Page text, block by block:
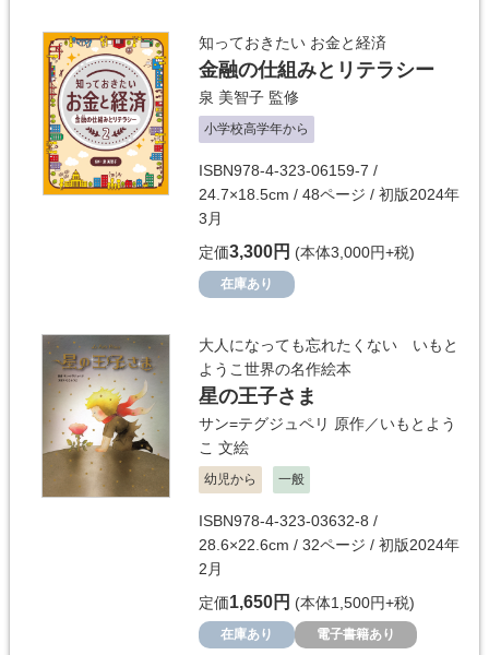
知っておきたい お金と経済
金融の仕組みとリテラシー
泉 美智子 監修
小学校高学年から
ISBN978-4-323-06159-7 /
24.7×18.5cm / 48ページ / 初版2024年
3月
定価3,300円 (本体3,000円+税)
在庫あり
大人になっても忘れたくない いもと
ようこ世界の名作絵本
星の王子さま
サン=テグジュペリ 原作／いもとよう
こ 文絵
幼児から 一般
ISBN978-4-323-03632-8 /
28.6×22.6cm / 32ページ / 初版2024年
2月
定価1,650円 (本体1,500円+税)
在庫あり 電子書籍あり